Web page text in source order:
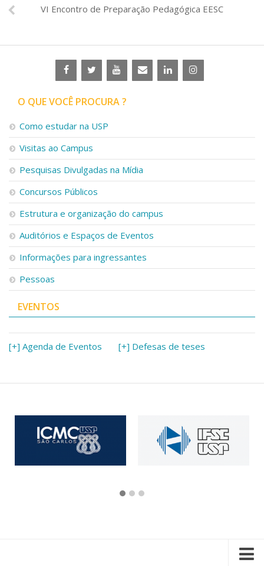
VI Encontro de Preparação Pedagógica EESC
O QUE VOCÊ PROCURA ?
Como estudar na USP
Visitas ao Campus
Pesquisas Divulgadas na Mídia
Concursos Públicos
Estrutura e organização do campus
Auditórios e Espaços de Eventos
Informações para ingressantes
Pessoas
EVENTOS
[+] Agenda de Eventos [+] Defesas de teses